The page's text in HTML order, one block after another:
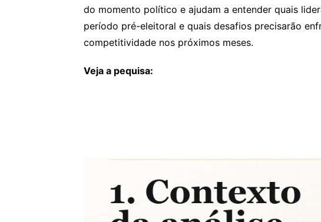
do momento político e ajudam a entender quais
período pré-eleitoral e quais desafios precisarão
competitividade nos próximos meses.
Veja a pequisa: